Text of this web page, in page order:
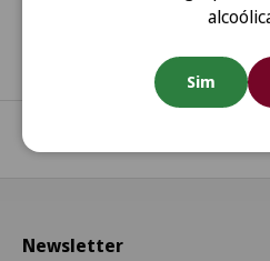
Sim
Newsletter